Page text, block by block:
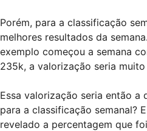
Porém, para a classificação
melhores resultados da
exemplo começou a semana
235k, a valorização seria muito
Essa valorização seria então a
para a classificação semanal?
revelado a percentagem que